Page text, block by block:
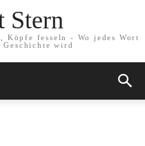
Stern
Köpfe fesseln - Wo jedes Wort
wird